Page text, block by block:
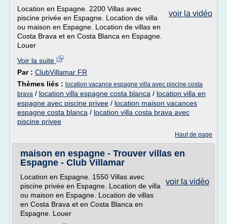
voir la vidéo
Location en Espagne. 2200 Villas avec
piscine privée en Espagne. Location de villa
ou maison en Espagne. Location de villas en
Costa Brava et en Costa Blanca en Espagne.
Louer
Voir la suite
Par : ClubVillamar FR
Thèmes liés : location vacance espagne villa avec piscine costa
brava / location villa espagne costa blanca / location villa en
espagne avec piscine privee / location maison vacances
espagne costa blanca / location villa costa brava avec
piscine privee
Haut de page
maison en espagne - Trouver villas en
Espagne - Club Villamar
voir la vidéo
Location en Espagne. 1550 Villas avec
piscine privée en Espagne. Location de villa
ou maison en Espagne. Location de villas
en Costa Brava et en Costa Blanca en
Espagne. Louer